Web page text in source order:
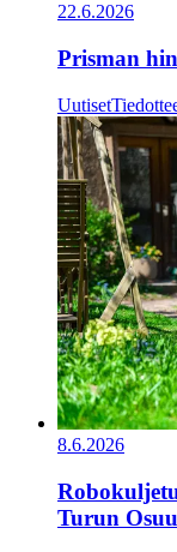
22.6.2026
Prisman
Uutiset
8.6.2026
Turun